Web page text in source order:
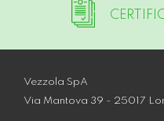
Vezzola SpA
Via Mantova 39 - 25017